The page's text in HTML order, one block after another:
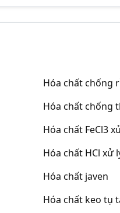
Hóa chất chống
Hóa chất chống
Hóa chất FeCl3
Hóa chất HCl xử
Hóa chất javen
Hóa chất keo tụ